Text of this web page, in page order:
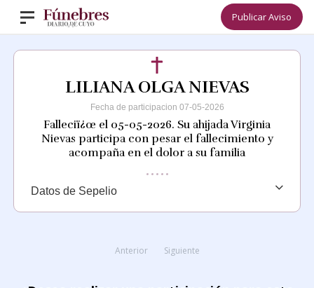
Publicar Aviso
LILIANA OLGA NIEVAS
Fecha de participacion 07-05-2026
Falleciï¿œ el 05-05-2026. Su ahijada Virginia
Nievas participa con pesar el fallecimiento y
acompaña en el dolor a su familia
Datos de Sepelio
Anterior Siguiente